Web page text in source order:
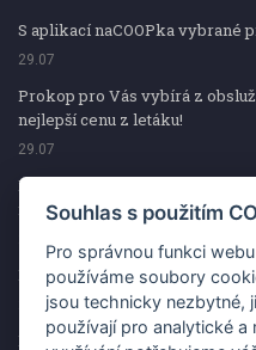
S aplikací naCOOPka vybrané
29.07
Prokop pro Vás vybírá z
nejlepší cenu z letáku!
29.07
Prokop pro Vás vybírá z
nejlepší cenu z letáku!
Kup špekáčky od Váhaly a
29.07
Prokop pro Vás vybírá na
Souhlas s použitím
Pro správnou funkci
používáme soubory
jsou technicky nezbytné,
používají pro analytické a